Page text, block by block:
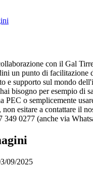
con il Gal
un punto di facilitazione
e supporto sul mondo
bisogno per esempio di
PEC o semplicemente
non esitare a contattare il
349 0277 (anche via
09/2025